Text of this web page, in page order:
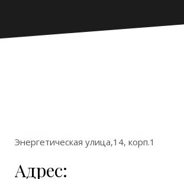
Энергетическая улица,14, корп.1
Адрес: